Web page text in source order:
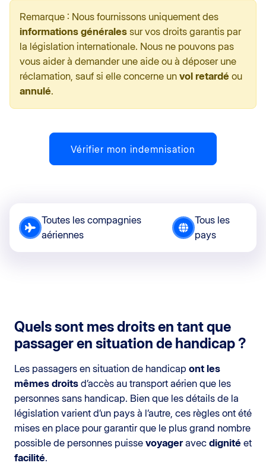
Remarque : Nous fournissons uniquement des
informations générales sur vos droits garantis par
la législation internationale. Nous ne pouvons pas
vous aider à demander une aide ou à déposer une
réclamation, sauf si elle concerne un vol retardé ou
annulé.
Vérifier mon indemnisation
Toutes les compagnies
aériennes
Tous les
pays
Quels sont mes droits en tant que
passager en situation de handicap ?
Les passagers en situation de handicap ont les
mêmes droits d’accès au transport aérien que les
personnes sans handicap. Bien que les détails de la
législation varient d’un pays à l’autre, ces règles ont été
mises en place pour garantir que le plus grand nombre
possible de personnes puisse voyageravec dignité et
facilité.